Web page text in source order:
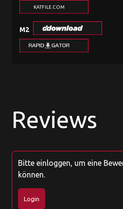
KATFILE.COM
M2
Reviews
Bitte einloggen, um eine
können.
Login